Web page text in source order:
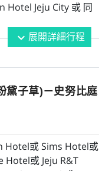
Hotel Jeju City 或 同
expand_more展開詳細行程
黛⼦草)－史努比庭
Hotel或 Sims Hotel或
Hotel或 Jeju R&T